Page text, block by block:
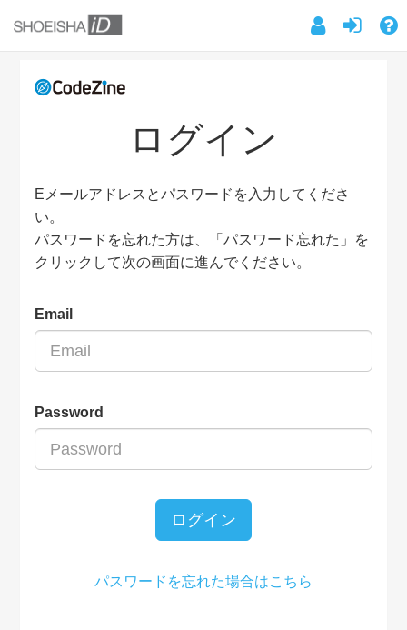
ログイン
Eメールアドレスとパスワードを入力してくださ
い。
パスワードを忘れた方は、「パスワード忘れた」を
クリックして次の画面に進んでください。
Email
Password
ログイン
パスワードを忘れた場合はこちら